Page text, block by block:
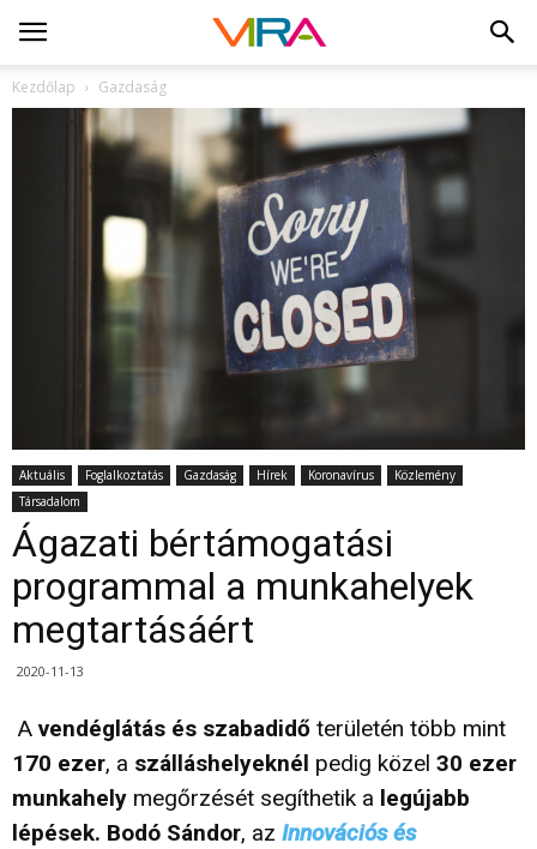
Kezdőlap Gazdaság
Aktuális Foglalkoztatás Gazdaság Hírek Koronavírus
Közlemény
Társadalom
Ágazati bértámogatási
programmal a munkahelyek
megtartásáért
2020-11-13
A vendéglátás és szabadidő területén több mint
170 ezer, a szálláshelyeknél pedig közel 30 ezer
munkahely megőrzését segíthetik a legújabb
lépések. Bodó Sándor, az Innovációs és